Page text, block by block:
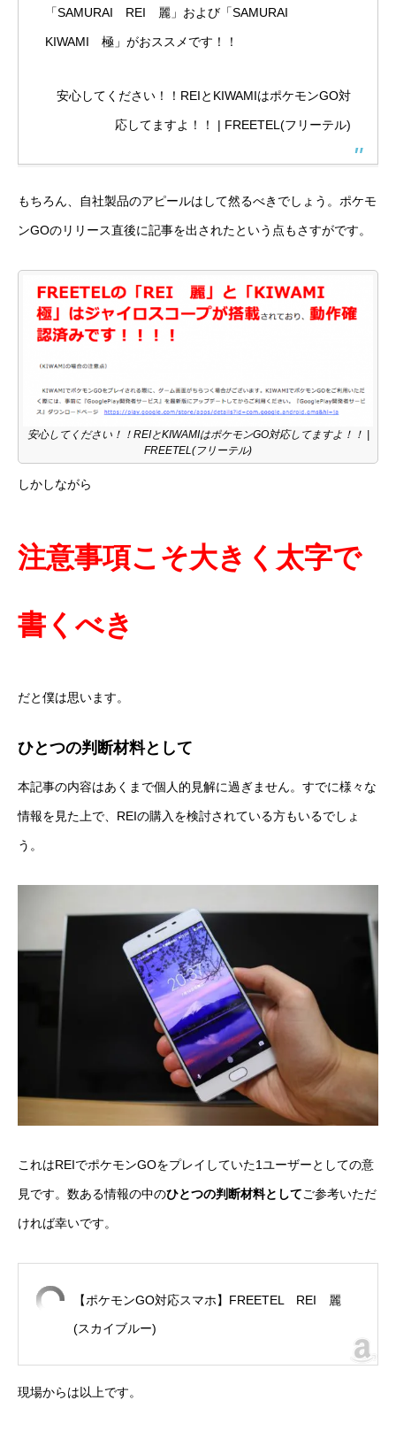
「SAMURAI REI 麗」および「SAMURAI
KIWAMI 極」がおススメです！！
安心してください！！REIとKIWAMIはポケモンGO対
応してますよ！！ | FREETEL(フリーテル)
もちろん、自社製品のアピールはして然るべきでしょう。ポケモ
ンGOのリリース直後に記事を出されたという点もさすがです。
安心してください！！REIとKIWAMIはポケモンGO対応してますよ！！ |
FREETEL(フリーテル)
しかしながら
注意事項こそ大きく太字で
書くべき
だと僕は思います。
ひとつの判断材料として
本記事の内容はあくまで個人的見解に過ぎません。すでに様々な
情報を見た上で、REIの購入を検討されている方もいるでしょ
う。
これはREIでポケモンGOをプレイしていた1ユーザーとしての意
見です。数ある情報の中のひとつの判断材料としてご参考いただ
ければ幸いです。
【ポケモンGO対応スマホ】FREETEL REI 麗
(スカイブルー)
現場からは以上です。